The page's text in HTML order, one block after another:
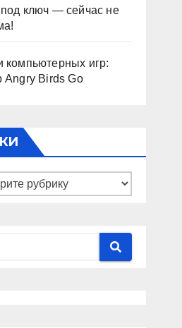
ключ — сейчас не
компьютерных игр:
Angry Birds Go